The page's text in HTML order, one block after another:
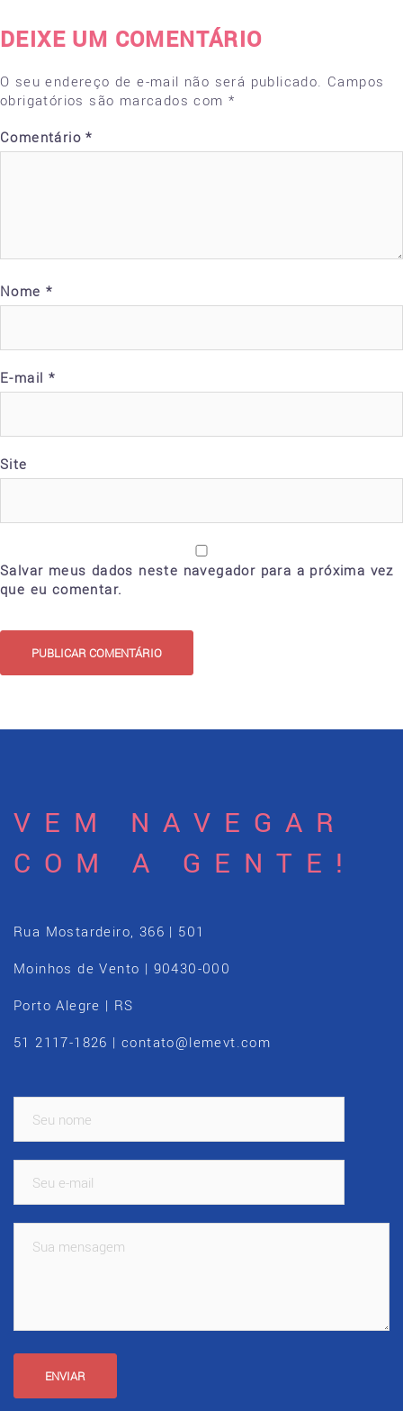
DEIXE UM COMENTÁRIO
O seu endereço de e-mail não será publicado.
Campos
obrigatórios são marcados com *
Comentário*
Nome *
E-mail *
Site
Salvar meus dados neste navegador para a próxima vez
que eu comentar.
VEM NAVEGAR
COM A GENTE!
Rua Mostardeiro, 366 | 501
Moinhos de Vento | 90430-000
Porto Alegre | RS
51 2117-1826 | contato@lemevt.com